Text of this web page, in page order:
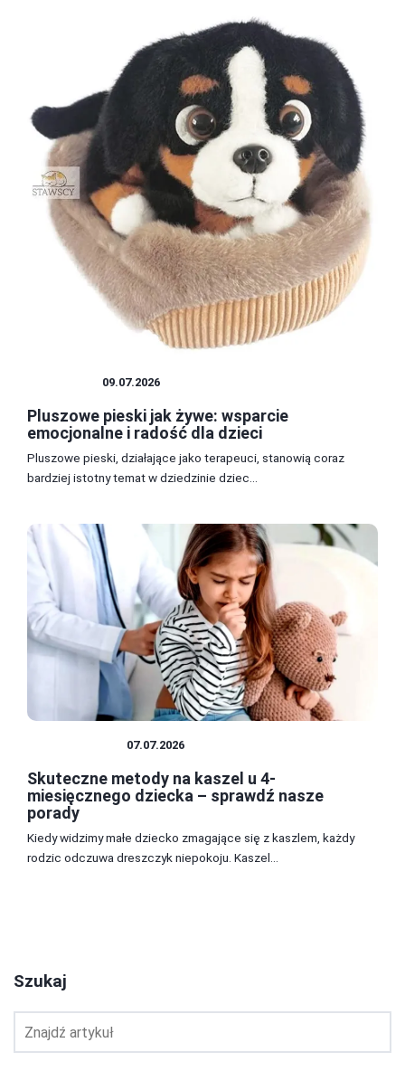
09.07.2026
Pluszowe pieski jak żywe: wsparcie
emocjonalne i radość dla dzieci
Pluszowe pieski, działające jako terapeuci, stanowią coraz
bardziej istotny temat w dziedzinie dziec...
07.07.2026
Skuteczne metody na kaszel u 4-
miesięcznego dziecka – sprawdź nasze
porady
Kiedy widzimy małe dziecko zmagające się z kaszlem, każdy
rodzic odczuwa dreszczyk niepokoju. Kaszel...
Szukaj